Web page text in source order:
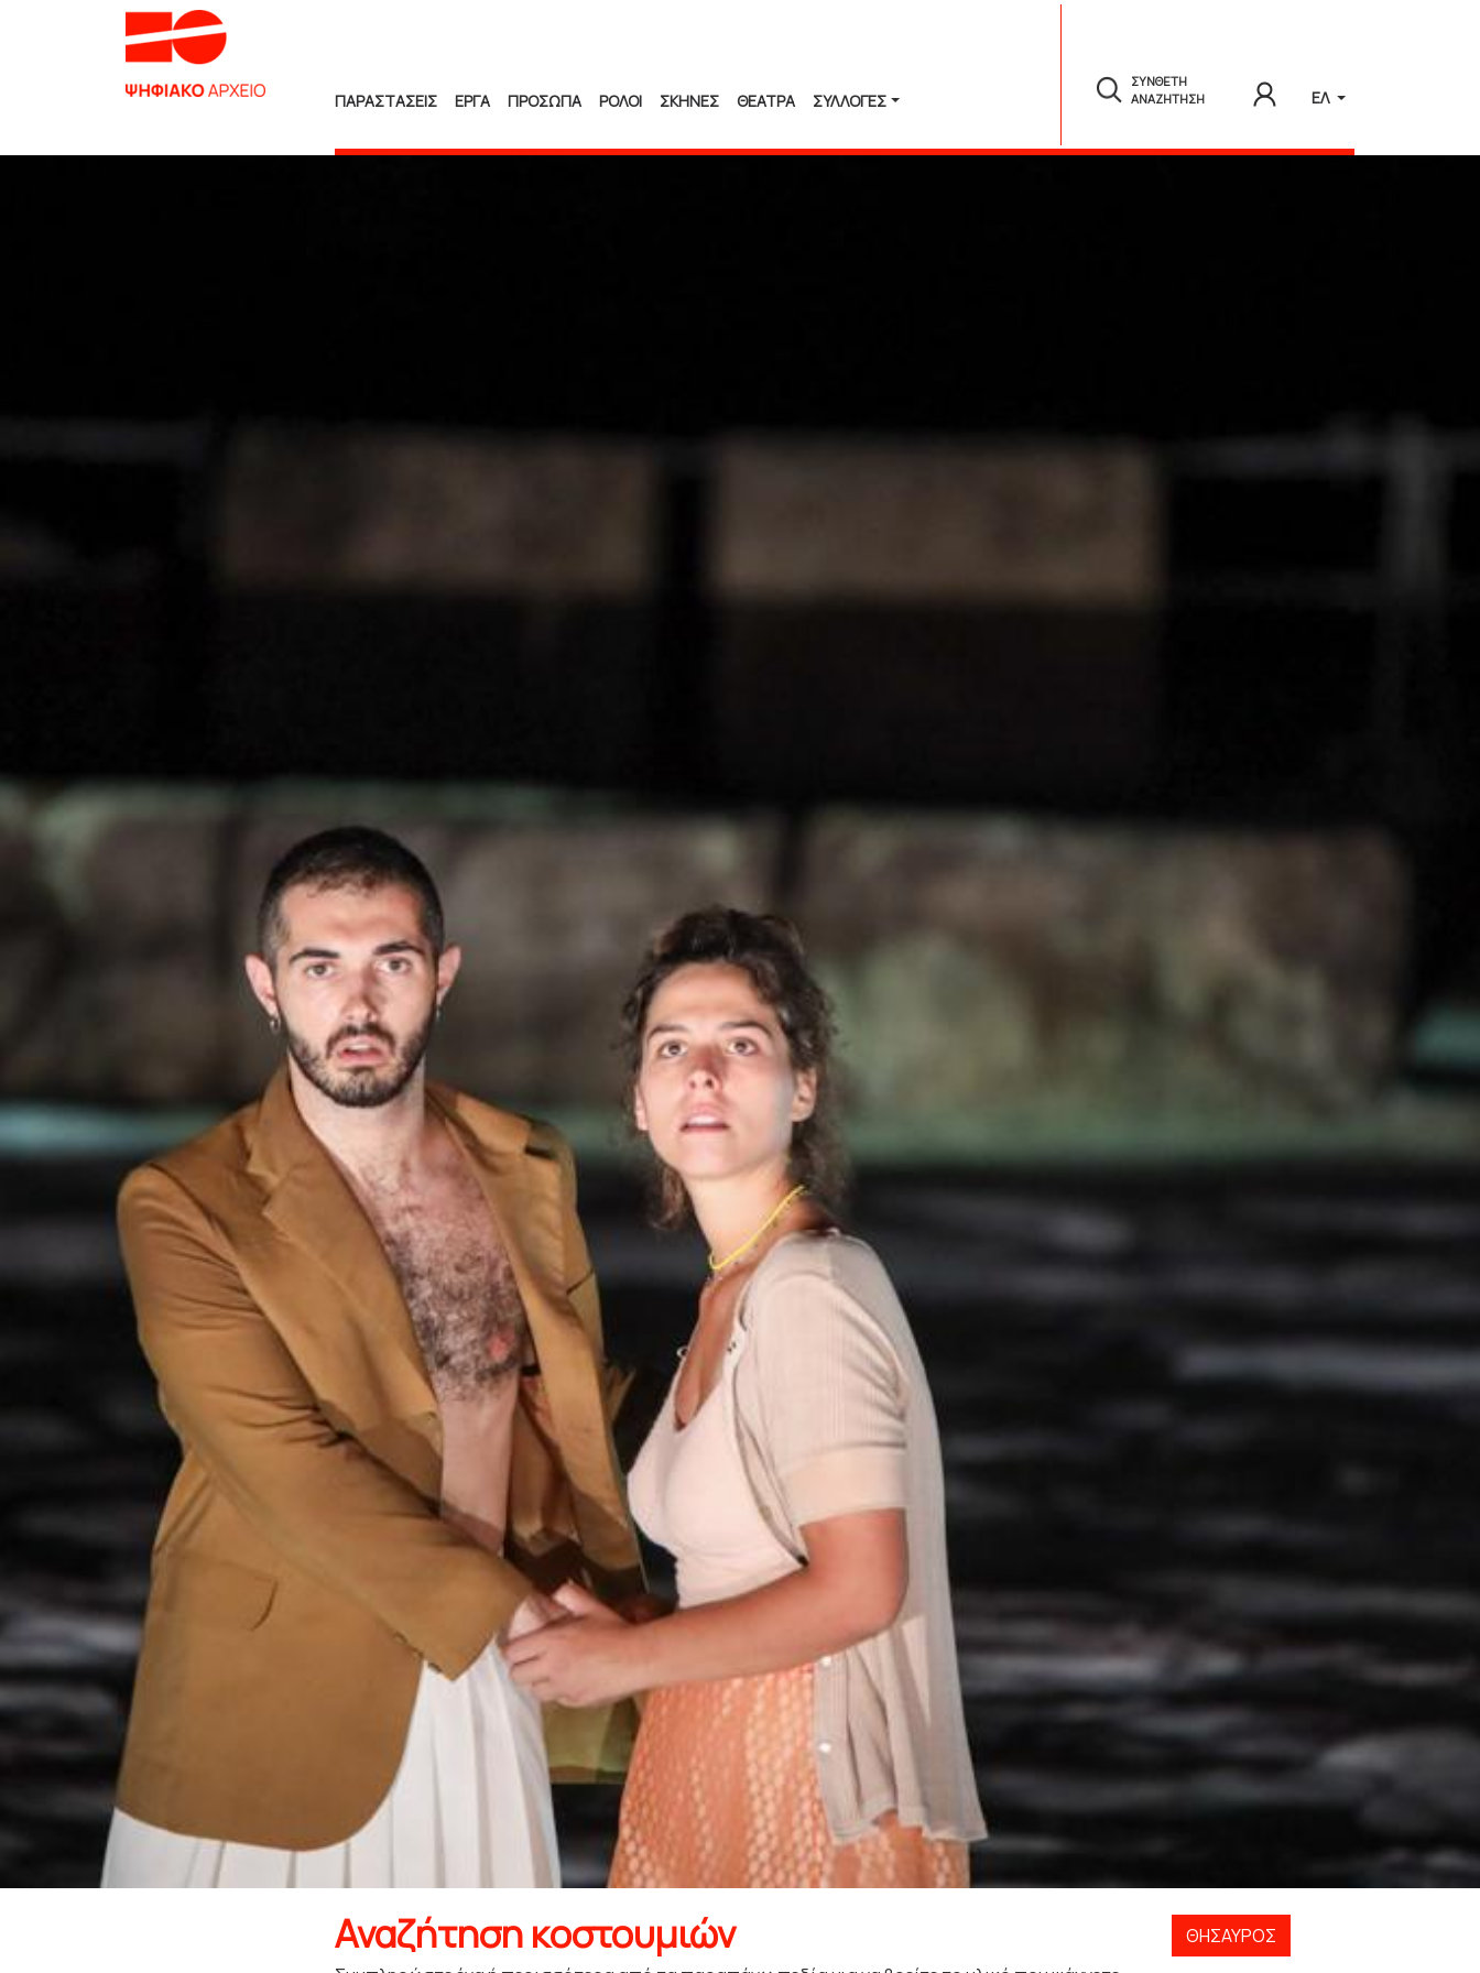
ΠΑΡΑΣΤΑΣΕΙΣ ΕΡΓΑ ΠΡΟΣΩΠΑ ΡΟΛΟΙ ΣΚΗΝΕΣ ΘΕΑΤΡΑ ΣΥΛΛΟΓΈΣ
ΣΥΝΘΕΤΗ
ΑΝΑΖΗΤΗΣΗ
ΕΛ
Αναζήτηση κοστουμιών ΘΗΣΑΥΡΌΣ